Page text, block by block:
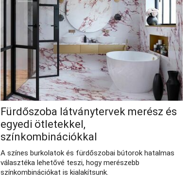
Fürdőszoba látványtervek merész és
egyedi ötletekkel,
színkombinációkkal
A színes burkolatok és fürdőszobai bútorok hatalmas
választéka lehetővé teszi, hogy merészebb
színkombinációkat is kialakítsunk.